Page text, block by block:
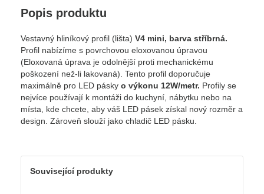
Popis produktu
Vestavný hliníkový profil (lišta) V4 mini, barva stříbrná.
Profil nabízíme s povrchovou eloxovanou úpravou
(Eloxovaná úprava je odolnější proti mechanickému
poškození než-li lakovaná). Tento profil doporučuje
maximálně pro LED pásky o výkonu 12W/metr. Profily se
nejvíce používají k montáži do kuchyní, nábytku nebo na
místa, kde chcete, aby váš LED pásek získal nový rozměr a
design. Zároveň slouží jako chladič LED pásku.
Související produkty